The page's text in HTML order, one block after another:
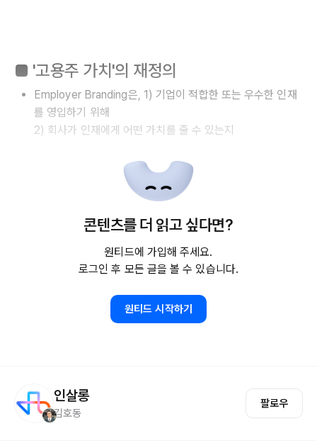
■ '고용주 가치'의 재정의
Employer Branding은, 1) 기업이 적합한 또는 우수한 인재
를 영입하기 위해
2) 회사가 인재에게 어떤 가치를 줄 수 있는지
콘텐츠를 더 읽고 싶다면?
원티드에 가입해 주세요.
로그인 후 모든 글을 볼 수 있습니다.
원티드 시작하기
인살롱
김호동
팔로우